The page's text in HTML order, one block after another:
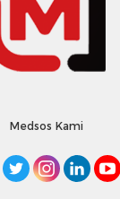
Medsos Kami